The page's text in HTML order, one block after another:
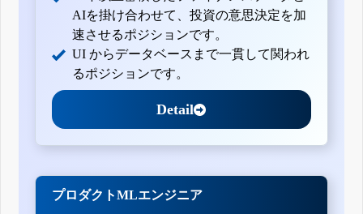
AIを掛け合わせて、投資の意思決定を加
速させるポジションです。
UI からデータベースまで一貫して関われ
るポジションです。
Detail
プロダクトMLエンジニア